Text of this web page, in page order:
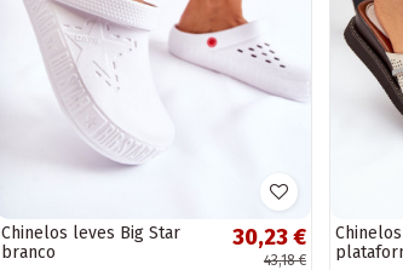
Chinelos leves Big Star
branco
30,23 €
43,18 €